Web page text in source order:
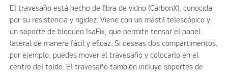
El travesaño está hecho de fibra de vidrio (CarbonX), conocida
por su resistencia y rigidez. Viene con un mástil telescópico y
un soporte de bloqueo IsaFix, que permite tensar el panel
lateral de manera fácil y eficaz. Si deseas dos compartimentos,
por ejemplo, puedes mover el travesaño y colocarlo en el
centro del toldo. El travesaño también incluye soportes de